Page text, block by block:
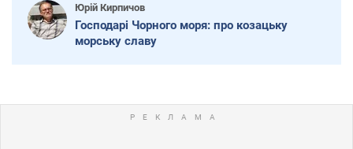
Юрій Кирпичов
Господарі Чорного моря: про козацьку
морську славу